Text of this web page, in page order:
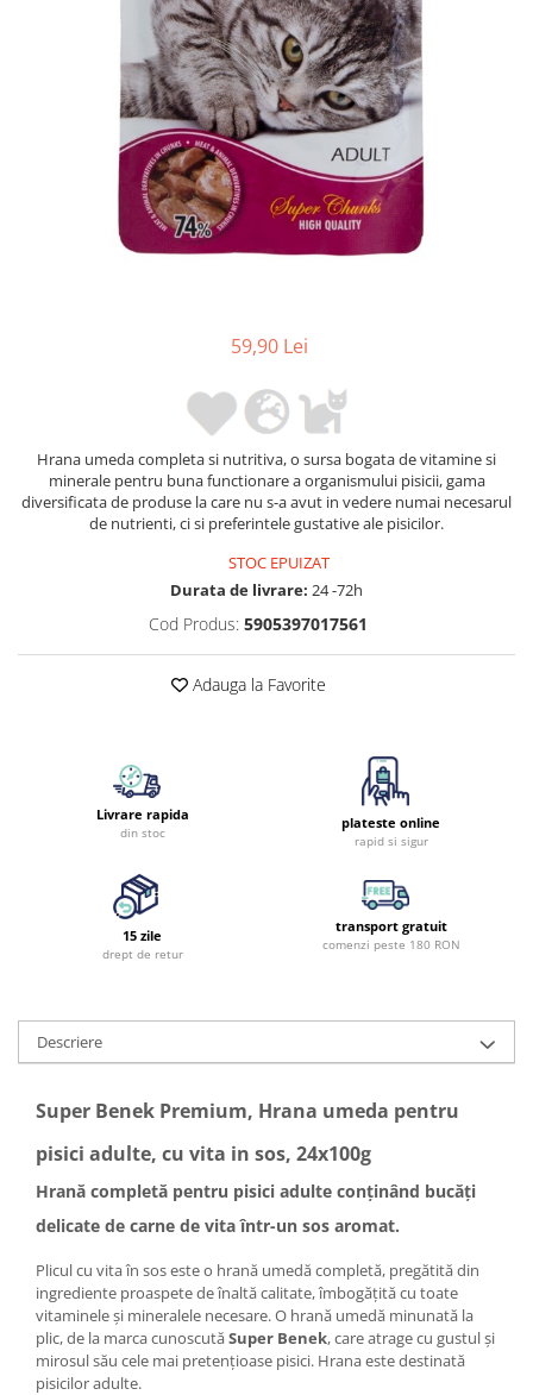
59,90 Lei
Hrana umeda completa si nutritiva, o sursa bogata de vitamine si
minerale pentru buna functionare a organismului pisicii, gama
diversificata de produse la care nu s-a avut in vedere numai necesarul
de nutrienti, ci si preferintele gustative ale pisicilor.
STOC EPUIZAT
Durata de livrare: 24 -72h
Cod Produs: 5905397017561
Adauga la Favorite
Livrare rapida
din stoc
plateste online
rapid si sigur
15 zile
drept de retur
transport gratuit
comenzi peste 180 RON
Descriere
Super Benek Premium, Hrana umeda pentru
pisici adulte, cu vita in sos, 24x100g
Hrană completă pentru pisici adulte conținând bucăți
delicate de carne de vita într-un sos aromat.
Plicul cu vita în sos este o hrană umedă completă, pregătită din
ingrediente proaspete de înaltă calitate, îmbogățită cu toate
vitaminele și mineralele necesare. O hrană umedă minunată la
plic, de la marca cunoscutăSuper Benek, care atrage cu gustul și
mirosul său cele mai pretențioase pisici. Hrana este destinată
pisicilor adulte.